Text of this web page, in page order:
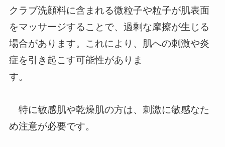
クラブ洗顔料に含まれる微粒子や粒子が肌表面
をマッサージすることで、過剰な摩擦が生じる
場合があります。これにより、肌への刺激や炎
症を引き起こす可能性がありま
す。
特に敏感肌や乾燥肌の方は、刺激に敏感なた
め注意が必要です。